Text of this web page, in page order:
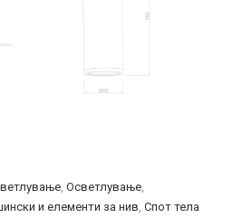
Осветлување
и елементи за нив Спот тела